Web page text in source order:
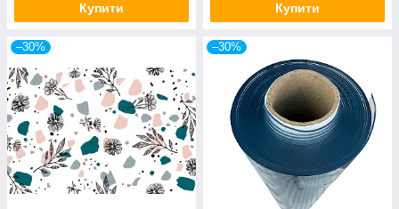
Купити Купити
–30% –30%